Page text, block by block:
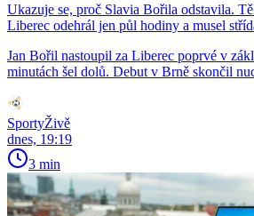
Ukazuje se, proč Slavia Bořila odstavila.
Liberec odehrál jen půl hodiny a musel
Jan Bořil nastoupil za Liberec poprvé v
minutách šel dolů. Debut v Brně skončil
SportyŽivě
dnes, 19:19
3 min